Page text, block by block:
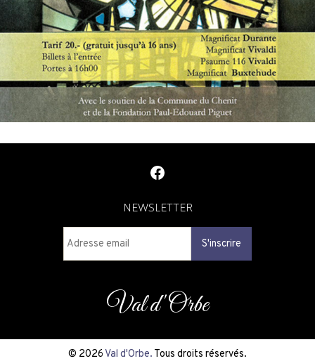
Facebook
NEWSLETTER
Val d'Orbe
© 2026Val d'Orbe. Tous droits réservés.